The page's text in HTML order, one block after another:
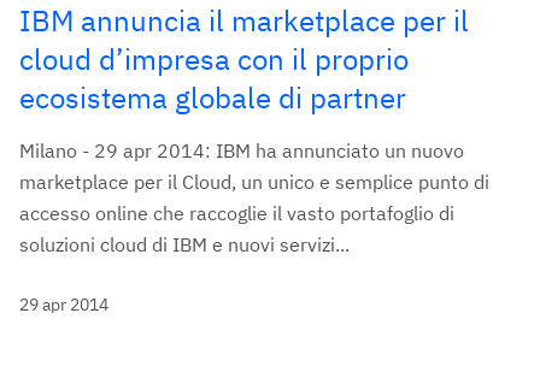
IBM annuncia il marketplace per il
cloud d’impresa con il proprio
ecosistema globale di partner
Milano - 29 apr 2014: IBM ha annunciato un nuovo
marketplace per il Cloud, un unico e semplice punto di
accesso online che raccoglie il vasto portafoglio di
soluzioni cloud di IBM e nuovi servizi...
29 apr 2014